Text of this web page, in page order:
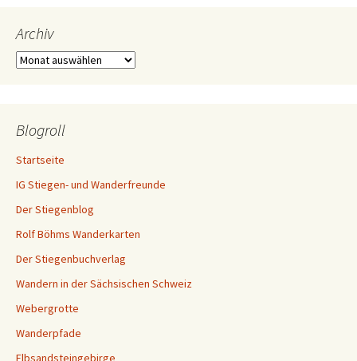
Archiv
Archiv
Blogroll
Startseite
IG Stiegen- und Wanderfreunde
Der Stiegenblog
Rolf Böhms Wanderkarten
Der Stiegenbuchverlag
Wandern in der Sächsischen Schweiz
Webergrotte
Wanderpfade
Elbsandsteingebirge